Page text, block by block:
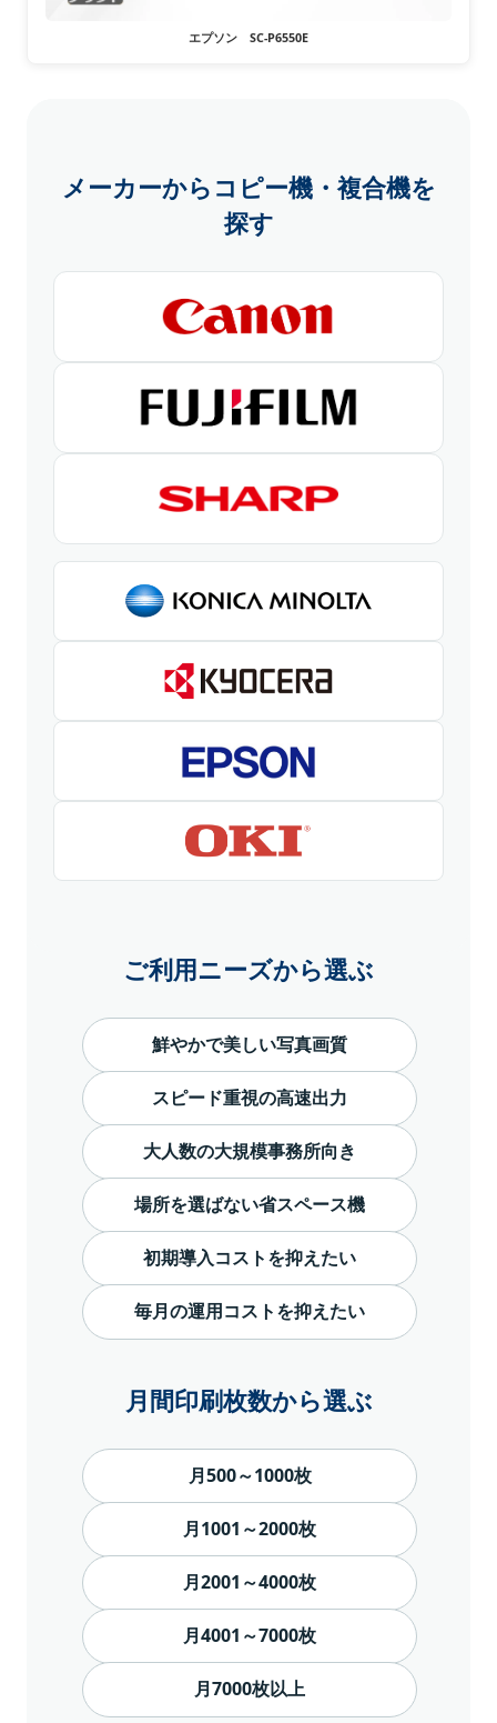
エプソン SC-P6550E
メーカーからコピー機・複合機を
探す
ご利用ニーズから選ぶ
鮮やかで美しい写真画質
スピード重視の高速出力
大人数の大規模事務所向き
場所を選ばない省スペース機
初期導入コストを抑えたい
毎月の運用コストを抑えたい
月間印刷枚数から選ぶ
月500～1000枚
月1001～2000枚
月2001～4000枚
月4001～7000枚
月7000枚以上